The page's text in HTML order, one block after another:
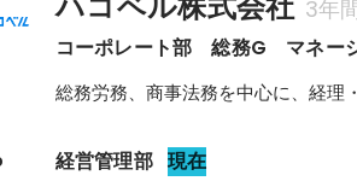
3年
コーポレート部　総務G　マネー
総務労務、商事法務を中心に、経理
経営管理部 現在